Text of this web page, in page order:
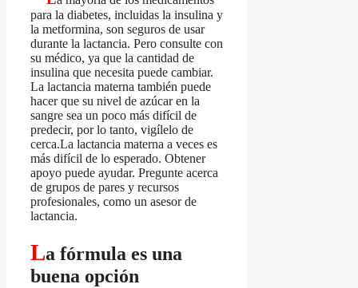
para la diabetes, incluidas la insulina y
la metformina, son seguros de usar
durante la lactancia. Pero consulte con
su médico, ya que la cantidad de
insulina que necesita puede cambiar.
La lactancia materna también puede
hacer que su nivel de azúcar en la
sangre sea un poco más difícil de
predecir, por lo tanto, vigílelo de
cerca.La lactancia materna a veces es
más difícil de lo esperado. Obtener
apoyo puede ayudar. Pregunte acerca
de grupos de pares y recursos
profesionales, como un asesor de
lactancia.
La fórmula es una
buena opción